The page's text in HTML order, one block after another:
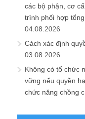
các bộ phận, cơ
trình phối hợp
04.08.2026
Cách xác định
03.08.2026
Không có tổ chức
vững nếu quyền
chức năng chồng